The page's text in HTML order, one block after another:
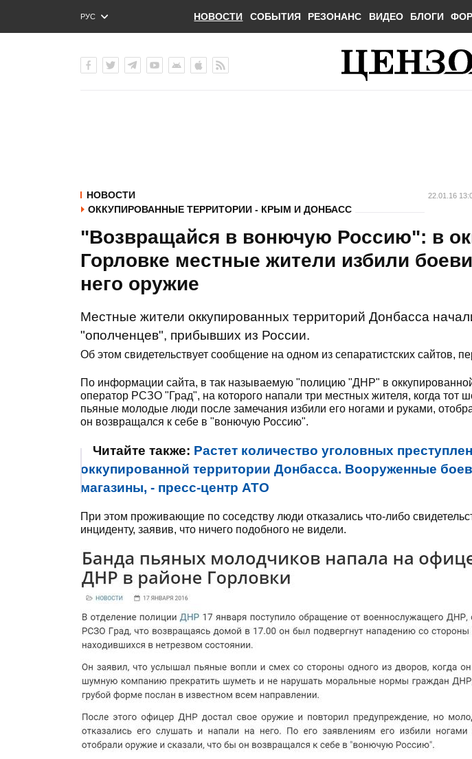
РУС
ENG
НОВОСТИ СОБЫТИЯ РЕЗОНАНС ВИДЕО БЛОГИ
НОВОСТИ
ОККУПИРОВАННЫЕ ТЕРРИТОРИИ - КРЫМ И ДОНБАСС
22.01.16
"Возвращайся в вонючую Россию": в
Горловке местные жители избили
него оружие
Местные жители оккупированных территорий Донбасса
"ополченцев", прибывших из России.
Об этом свидетельствует сообщение на одном из сепаратистских сайтов,
По информации сайта, в так называемую "полицию "ДНР" в
оператор РСЗО "Град", на которого напали три местных жителя, когда тот
пьяные молодые люди после замечания избили его ногами и руками,
он возвращался к себе в "вонючую Россию".
Читайте также: Растет количество уголовных
оккупированной территории Донбасса. Вооруженные
магазины, - пресс-центр АТО
При этом проживающие по соседству люди отказались что-либо
инциденту, заявив, что ничего подобного не видели.